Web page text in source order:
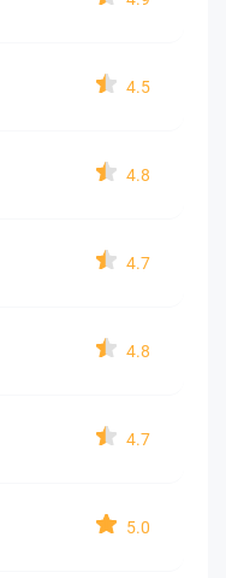
4.5
4.8
4.7
4.8
4.7
5.0